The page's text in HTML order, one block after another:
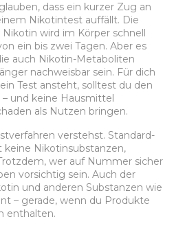
dass ein kurzer Zug an
Nikotintest auffällt. Die
wird im Körper schnell
ein bis zwei Tagen. Aber es
auch Nikotin-Metaboliten
nachweisbar sein. Für dich
Test ansteht, solltest du den
und keine Hausmittel
als Nutzen bringen.
verstehst. Standard-
Nikotinsubstanzen,
wer auf Nummer sicher
vorsichtig sein. Auch der
und anderen Substanzen wie
– gerade, wenn du Produkte
enthalten.